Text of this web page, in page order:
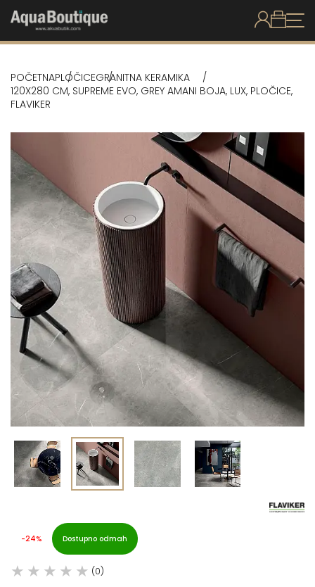
POČETNAPLOČICEGRANITNA KERAMIKA
120X280 CM, SUPREME EVO, GREY AMANI BOJA, LUX, PLOČICE,
FLAVIKER
-24% Dostupno odmah
(0)